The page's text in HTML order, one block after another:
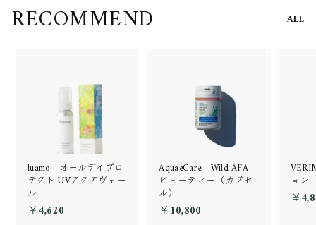
RECOMMEND ALL
luamo オールデイプロ
テクト UVアクアヴェー
ル
￥4,620
AquaeCare Wild AFA
ビューティー（カプセ
ル）
￥10,800
ョン
￥